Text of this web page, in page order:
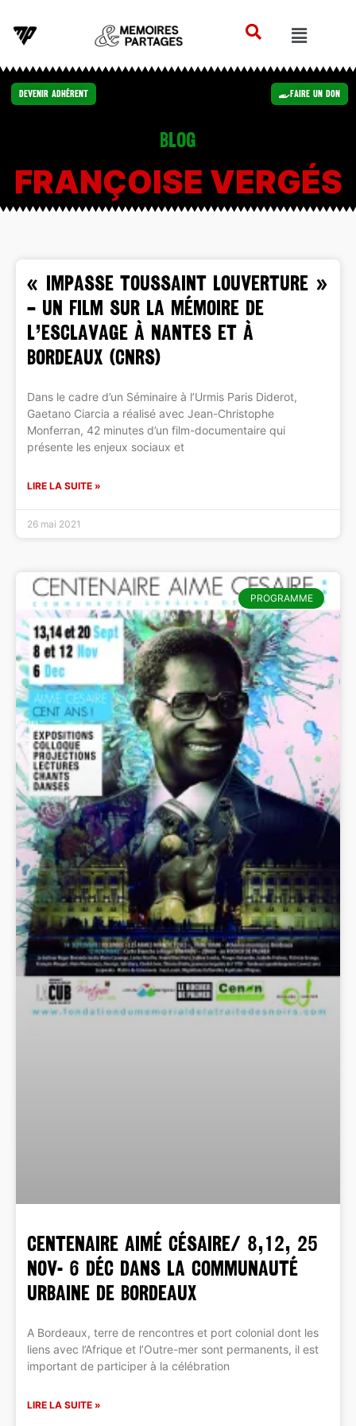
Devenir Adhérent Faire un Don
Blog
FRANÇOISE VERGÉS
« IMPASSE TOUSSAINT LOUVERTURE »
– Un film sur la mémoire de
l’esclavage à Nantes et à
Bordeaux (CNRS)
Dans le cadre d’un Séminaire à l’Urmis Paris Diderot,
Gaetano Ciarcia a réalisé avec Jean-Christophe
Monferran, 42 minutes d’un film-documentaire qui
présente les enjeux sociaux et
LIRE LA SUITE »
26 mai 2021
PROGRAMME
CENTENAIRE Aimé Césaire/ 8,12, 25
nov- 6 déc dans la Communauté
Urbaine de Bordeaux
A Bordeaux, terre de rencontres et port colonial dont les
liens avec l’Afrique et l’Outre-mer sont permanents, il est
important de participer à la célébration
LIRE LA SUITE »